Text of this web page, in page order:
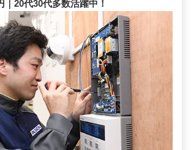
｜20代30代多数活躍中！